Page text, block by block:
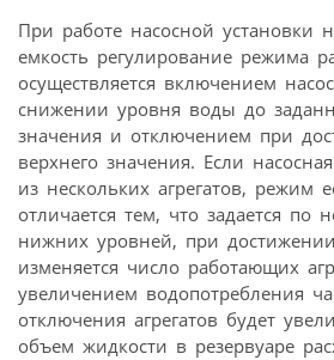
При работе насосной установки
емкость регулирование режима
осуществляется включением
снижении уровня воды до
значения и отключением при
верхнего значения. Если
из нескольких агрегатов, режим
отличается тем, что задается по
нижних уровней, при
изменяется число работающих
увеличением водопотребления
отключения агрегатов будет
объем жидкости в резервуаре